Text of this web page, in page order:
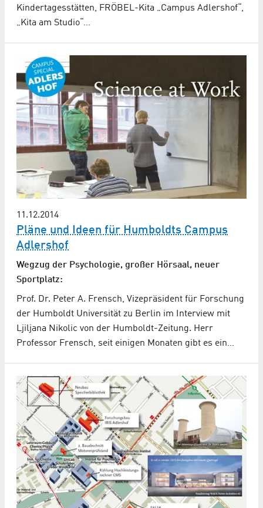
Kindertagesstätten, FRÖBEL-Kita „Campus Adlershof“,
„Kita am Studio“…
11.12.2014
Pläne und Ideen für Humboldts Campus
Adlershof
Wegzug der Psychologie, großer Hörsaal, neuer
Sportplatz:
Prof. Dr. Peter A. Frensch, Vizepräsident für Forschung
der Humboldt Universität zu Berlin im Interview mit
Ljiljana Nikolic von der Humboldt-Zeitung. Herr
Professor Frensch, seit einigen Monaten gibt es ein…